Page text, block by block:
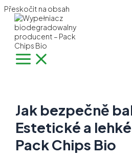
Přeskočit na obsah
Jak bezpečně
Estetické a
Pack Chips Bio